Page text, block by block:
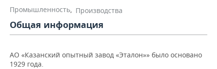
УДМУРТИЯ
НОВОСТИ АНАЛИТИКИ
ДЕКЛАРАЦИИ О ДОХОДАХ
ЭКОНОМИКА
НОВОСТИ ЭКОНОМИКИ
ПРОМЫШЛЕННОСТЬ
ПРОМЫШЛЕННОСТИ
НЕДВИЖИМОСТЬ
Промышленность, Производства
Общая информация
АО «Казанский опытный завод «Эталон»» было основано
1929 года.